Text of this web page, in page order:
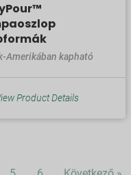
Amerikában kapható
Product Details